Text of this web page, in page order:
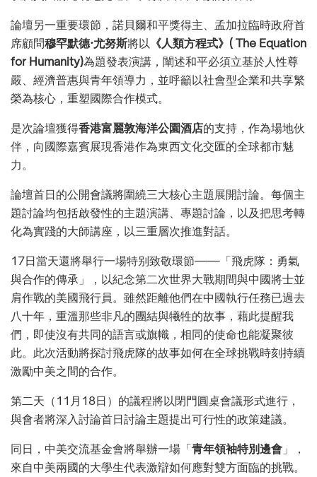
論壇另一重要環節，諾貝爾和平獎得主、孟加拉臨時政府首
席顧問穆罕默德·尤努斯將以 《人類方程式》( The Equation
for Humanity)為題發表演講，闡述和平必須立基於人性尊
嚴、經濟普惠與青年領導力，並呼籲以社會型企業和共享繁
榮為核心，重塑國際合作模式。
是次論壇獲得香港富麗敦海洋公園酒店的支持，作為場地伙
伴，向國際嘉賓展現香港作為東西文化交匯的全球都市魅
力。
論壇首日的公開會議將圍繞三大核心主題展開討論。每個主
題討論均包括啟發性的主題演講、專題討論，以及把思考轉
化為實踐的大師講座，以三重層次推進對話。
17日當天還將舉行一場特别致敬環節——「飛虎隊：勇氣
與合作的傳承」，以紀念第二次世界大戰期間與中國將士並
肩作戰的美國飛行員。雖然距離他們在中國執行任務已過去
八十年，重溫那些非凡的團結與犧牲的故事，藉此提醒我
們，即使沒有共同的語言或旗幟，相同的使命也能凝聚彼
此。此次活動將探討飛虎隊的故事如何在全球挑戰時刻持續
激勵中美之間的合作。
第二天（11月18日）的議程將以閉門圓桌會議形式進行，
與會者將深入討論首日討論主題提出可行性的政策建議。
同日，中美交流基金會將舉辦一場「青年領袖特別邊會 」，
來自中美兩國的大學生代表激辯如何應對雙方面臨的挑戰。